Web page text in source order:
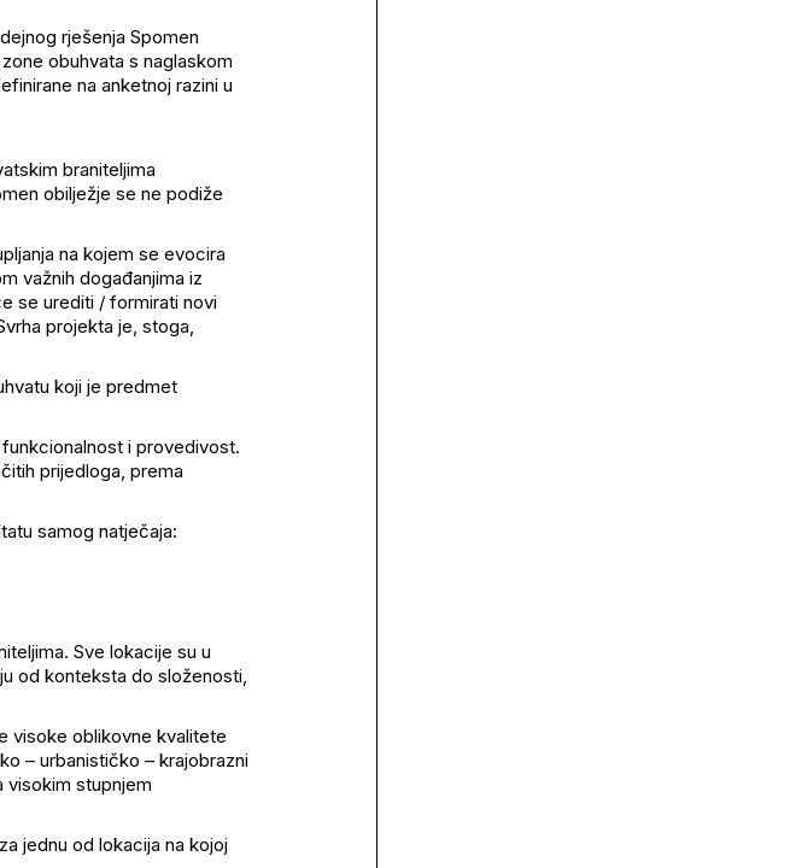
rješenja Spomen
obuhvata s naglaskom
na anketnoj razini u
braniteljima
obilježje se ne podiže
na kojem se evocira
važnih događanjima iz
se urediti / formirati novi
projekta je, stoga,
koji je predmet
i provedivost.
prijedloga, prema
samog natječaja:
Sve lokacije su u
od konteksta do složenosti,
visoke oblikovne kvalitete
– urbanističko – krajobrazni
visokim stupnjem
jednu od lokacija na kojoj